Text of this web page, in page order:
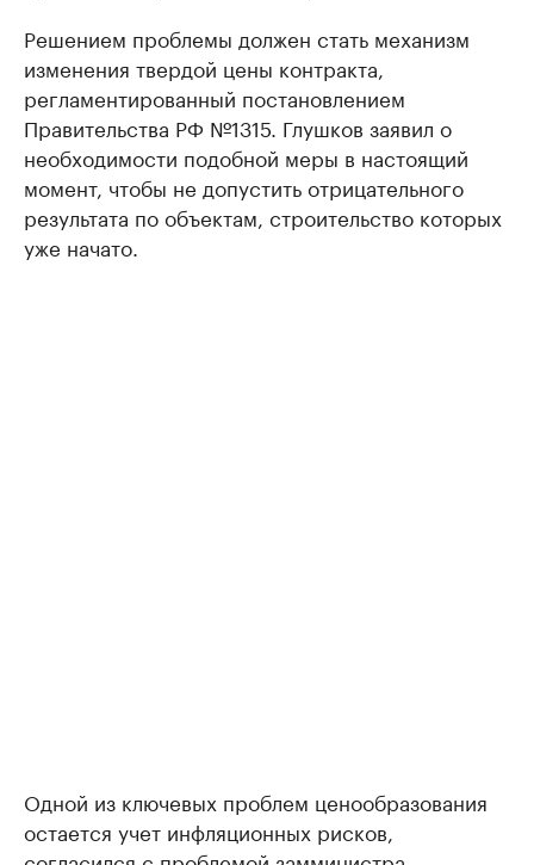
Решением проблемы должен стать механизм
изменения твердой цены контракта,
регламентированный постановлением
Правительства РФ №1315. Глушков заявил о
необходимости подобной меры в настоящий
момент, чтобы не допустить отрицательного
результата по объектам, строительство которых
уже начато.
Одной из ключевых проблем ценообразования
остается учет инфляционных рисков,